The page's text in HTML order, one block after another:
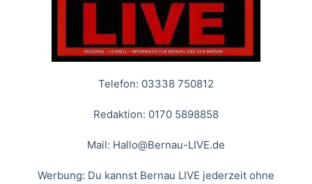
Telefon: 03338 750812
Redaktion: 0170 5898858
Mail: Hallo@Bernau-LIVE.de
Werbung: Du kannst Bernau LIVE jederzeit ohne